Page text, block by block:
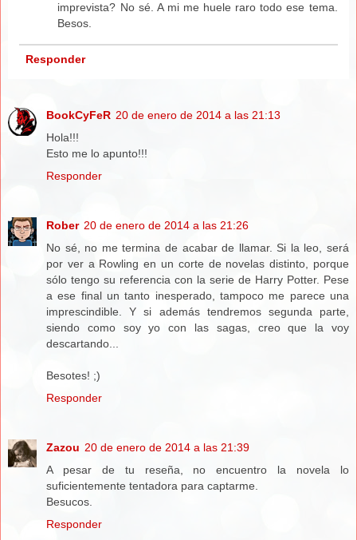
imprevista? No sé. A mi me huele raro todo ese tema.
Besos.
Responder
BookCyFeR 20 de enero de 2014 a las 21:13
Hola!!!
Esto me lo apunto!!!
Responder
Rober 20 de enero de 2014 a las 21:26
No sé, no me termina de acabar de llamar. Si la leo, será
por ver a Rowling en un corte de novelas distinto, porque
sólo tengo su referencia con la serie de Harry Potter. Pese
a ese final un tanto inesperado, tampoco me parece una
imprescindible. Y si además tendremos segunda parte,
siendo como soy yo con las sagas, creo que la voy
descartando...
Besotes! ;)
Responder
Zazou 20 de enero de 2014 a las 21:39
A pesar de tu reseña, no encuentro la novela lo
suficientemente tentadora para captarme.
Besucos.
Responder